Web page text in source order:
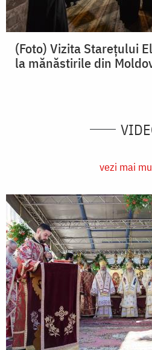
(Foto) Vizita Stareţului
la mănăstirile din
vezi mai